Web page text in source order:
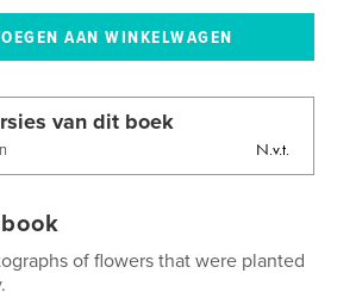
van dit boek
N.v.t.
of flowers that were planted